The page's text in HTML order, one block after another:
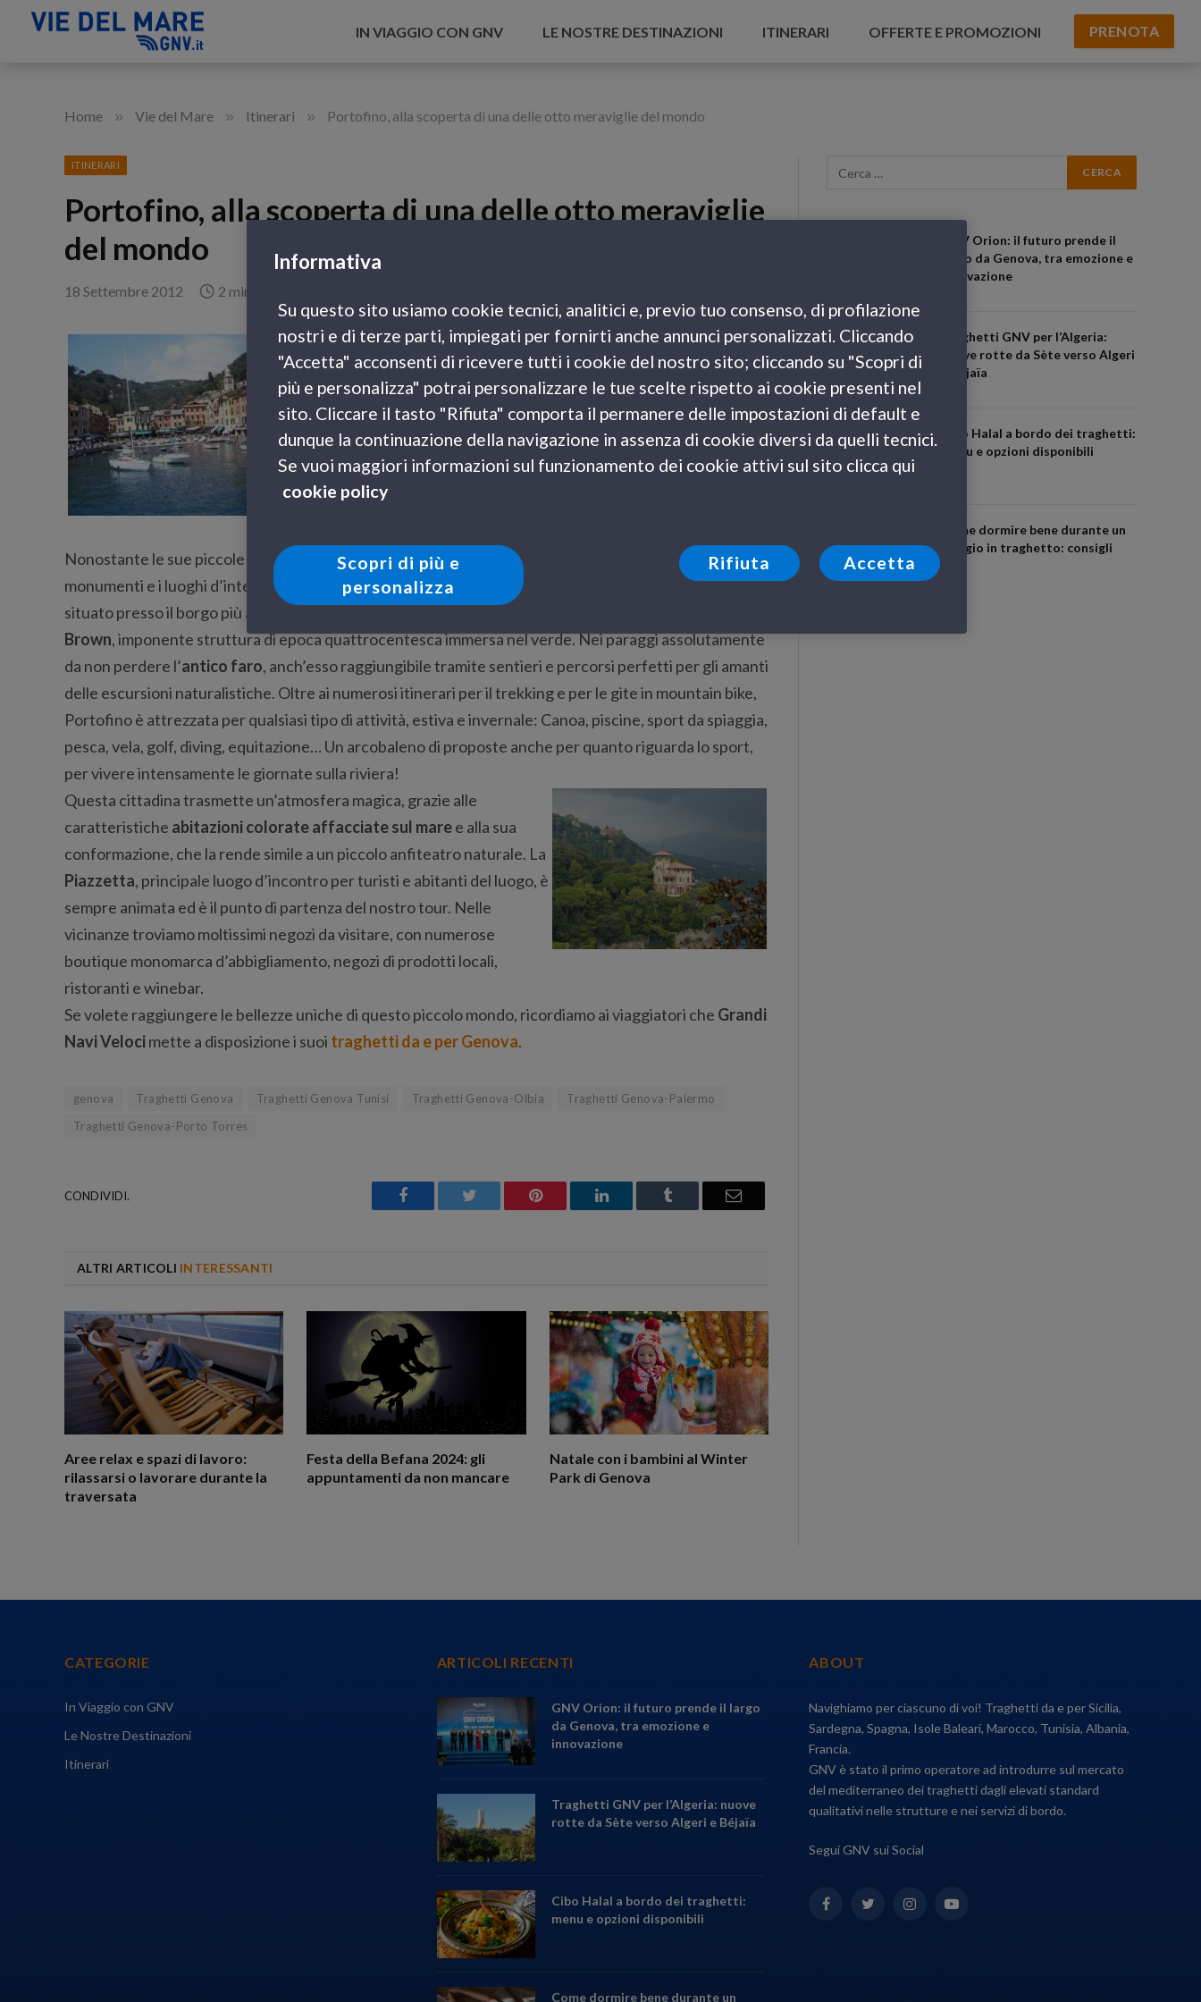
IN VIAGGIO CON GNV LE NOSTRE DESTINAZIONI ITINERARI OFFERTE E PROMOZIONI PRENOTA
Home » Vie del Mare » Itinerari » Portofino, alla scoperta di una delle otto meraviglie del mondo
ITINERARI
Portofino, alla scoperta di una delle otto meraviglie
del mondo
18 Settembre 2012 2 minuti di lettura
Celebrata in moltissime pellicole cinematografiche italiane e
straniere,Portofino è una splendida località della riviera ligure
considerata dai turisti comeuna delle otto meraviglie del
mondo . Piccola cittadina di meno di 500 abitanti incastonata su
una baia, è un pittoresco borgo marinaro divenuto leggenda
grazie alla sua famosa piazzetta. Visitare Portofino nel mese di
settembre significa fare un’esperienza rilassante, alla ricerca del
Nonostante le sue piccole dimensioni, le attrazioni e le attività da svolgere sono molteplici. Tra i
monumenti e i luoghi d’interesse troviamo laChiesa di San Martino
, edificio religioso in stile romanico
situato presso il borgo più antico di Portofino. Fuori dal borgo, in posizione dominate, sorge il
Brown, imponente struttura di epoca quattrocentesca immersa nel verde. Nei paraggi assolutamente
da non perdere l’antico faro, anch’esso raggiungibile tramite sentieri e percorsi perfetti per gli amanti
delle escursioni naturalistiche. Oltre ai numerosi itinerari per il trekking e per le gite in mountain bike,
Portofino è attrezzata per qualsiasi tipo di attività, estiva e invernale: Canoa, piscine, sport da spiaggia,
pesca, vela, golf, diving, equitazione… Un arcobaleno di proposte anche per quanto riguarda lo sport,
per vivere intensamente le giornate sulla riviera!
Questa cittadina trasmette un’atmosfera magica, grazie alle
caratteristiche abitazioni colorate affacciate sul maree alla sua
conformazione, che la rende simile a un piccolo anfiteatro naturale. La
Piazzetta, principale luogo d’incontro per turisti e abitanti del luogo, è
sempre animata ed è il punto di partenza del nostro tour. Nelle
vicinanze troviamo moltissimi negozi da visitare, con numerose
boutique monomarca d’abbigliamento, negozi di prodotti locali,
ristoranti e winebar.
Se volete raggiungere le bellezze uniche di questo piccolo mondo, ricordiamo ai viaggiatori che Grandi
Navi Velocimette a disposizione i suoi traghetti da e per Genova.
genova Traghetti Genova Traghetti Genova Tunisi Traghetti Genova-Olbia
Traghetti Genova-Palermo
Traghetti Genova-Porto Torres
CONDIVIDI. Facebook Twitter Pinterest LinkedIn Tumblr Email
ALTRI ARTICOLI INTERESSANTI
Aree relax e spazi di lavoro:
rilassarsi o lavorare durante la
traversata
Festa della Befana 2024: gli
appuntamenti da non mancare
Natale con i bambini al Winter
Park di Genova
GNV Orion: il futuro prende il
largo da Genova, tra emozione e
innovazione
Traghetti GNV per l’Algeria:
nuove rotte da Sète verso Algeri
e Béjaïa
Cibo Halal a bordo dei traghetti:
menu e opzioni disponibili
Come dormire bene durante un
viaggio in traghetto: consigli
CATEGORIE
In Viaggio con GNV
Le Nostre Destinazioni
Itinerari
ARTICOLI RECENTI
GNV Orion: il futuro prende il largo
da Genova, tra emozione e
innovazione
Traghetti GNV per l’Algeria: nuove
rotte da Sète verso Algeri e Béjaïa
Cibo Halal a bordo dei traghetti:
menu e opzioni disponibili
Come dormire bene durante un
ABOUT
Navighiamo per ciascuno di voi! Traghetti da e per Sicilia,
Sardegna, Spagna, Isole Baleari, Marocco, Tunisia, Albania,
Francia.
GNV è stato il primo operatore ad introdurre sul mercato
del mediterraneo dei traghetti dagli elevati standard
qualitativi nelle strutture e nei servizi di bordo.
Segui GNV sui Social
FacebookTwitterInstagramYouTube
Informativa
Su questo sito usiamo cookie tecnici, analitici e, previo tuo consenso, di profilazione
nostri e di terze parti, impiegati per fornirti anche annunci personalizzati. Cliccando
"Accetta" acconsenti di ricevere tutti i cookie del nostro sito; cliccando su "Scopri di
più e personalizza" potrai personalizzare le tue scelte rispetto ai cookie presenti nel
sito. Cliccare il tasto "Rifiuta" comporta il permanere delle impostazioni di default e
dunque la continuazione della navigazione in assenza di cookie diversi da quelli tecnici.
Se vuoi maggiori informazioni sul funzionamento dei cookie attivi sul sito clicca qui
cookie policy
Scopri di più e
personalizza
Rifiuta Accetta